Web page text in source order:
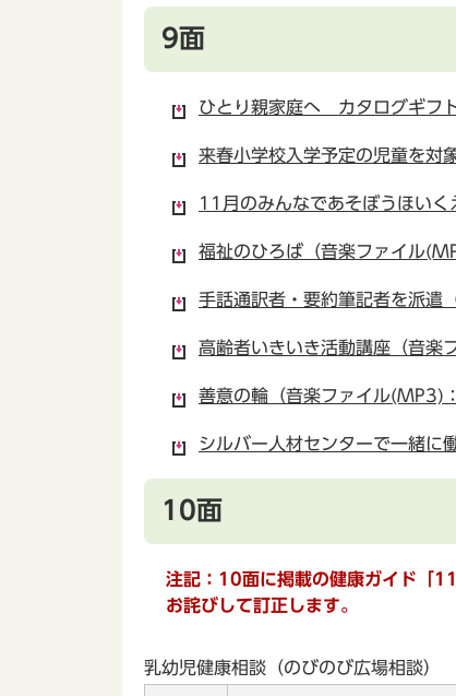
9面
ひとり親家庭へ カタログギフ
来春小学校入学予定の児童を対
11月のみんなであそぼうほい
福祉のひろば（音楽ファイル
手話通訳者・要約筆記者を派遣
高齢者いきいき活動講座（音楽
善意の輪（音楽ファイル(MP3)
シルバー人材センターで一緒に
10面
注記：10面に掲載の健康ガイド「
お詫びして訂正します。
乳幼児健康相談（のびのび広場相談）